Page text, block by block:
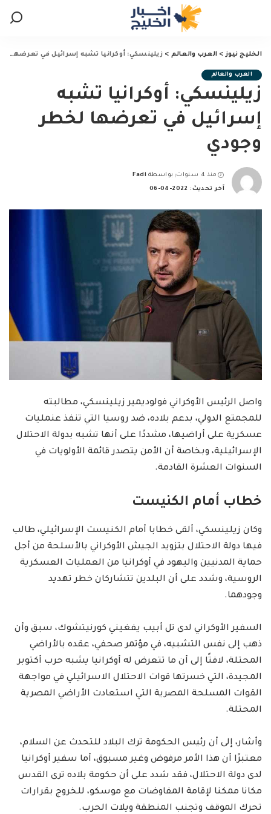
الخليج نيوز> العرب والعالم > زيلينسكي: أوكرانيا تشبه إسرائيل في تعرضها لخطر وجودي
العرب والعالم
زيلينسكي: أوكرانيا تشبه
إسرائيل في تعرضها لخطر
وجودي
منذ 4 سنوات
Posted
by
بواسطة Fadi
آخر تحديث: 2022-04-06
واصل الرئيس الأوكراني فولوديمير زيلينسكي، مطالبته
للمجمتع الدولي، بدعم بلاده، ضد روسيا التي تنفذ عنمليات
عسكرية على أراضيها، مشددًا على أنها تشبه بدولة الاحتلال
الإسرائيلية، وبخاصة أن الأمن يتصدر قائمة الأولويات في
السنوات العشرة القادمة.
خطاب أمام الكنيست
وكان زيلينسكي، ألقى خطابا أمام الكنيست الإسرائيلي، طالب
فيها دولة الاحتلال بتزويد الجيش الأوكراني بالأسلحة من أجل
حماية المدنيين واليهود في أوكرانيا من العمليات العسكرية
الروسية، وشدد على أن البلدين تتشاركان خطر تهديد
وجودهما.
السفير الأوكراني لدى تل أبيب يفغيني كورنيتشوك، سبق وأن
ذهب إلى نفس التشبيه، في مؤتمر صحفي، عقده بالأراضي
المحتلة، لافتًا إلى أن ما تتعرض له أوكرانيا يشبه حرب أكتوبر
المجيدة، التي خسرتها قوات الاحتلال الاسرائيلي في مواجهة
القوات المسلحة المصرية التي استعادت الأراضي المصرية
المحتلة.
وأشار، إلى أن رئيس الحكومة ترك البلاد للتحدث عن السلام،
معتبرًا أن هذا الأمر مرفوض وغير مسبوق، أما سفير أوكرانيا
لدى دولة الاحتلال، فقد شدد على أن حكومة بلاده ترى القدس
مكانا ممكنا لإقامة المفاوضات مع موسكو، للخروج بقرارات
تحرك الموقف وتجنب المنطقة ويلات الحرب.